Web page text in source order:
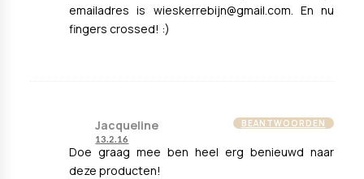
emailadres is wieskerrebijn@gmail.com. En nu
fingers crossed! :)
Jacqueline
13.2.16
Doe graag mee ben heel erg benieuwd naar
deze producten!
BEANTWOORDEN